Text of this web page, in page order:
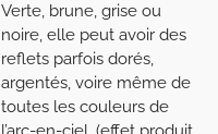
Verte, brune, grise ou
noire, elle peut avoir des
reflets parfois dorés,
argentés, voire même de
toutes les couleurs de